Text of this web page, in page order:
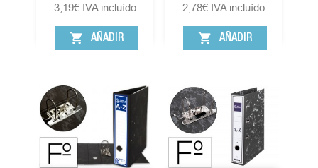
3,19€ IVA incluído
shopping_cart AÑADIR
2,78€ IVA incluído
shopping_cart AÑADIR